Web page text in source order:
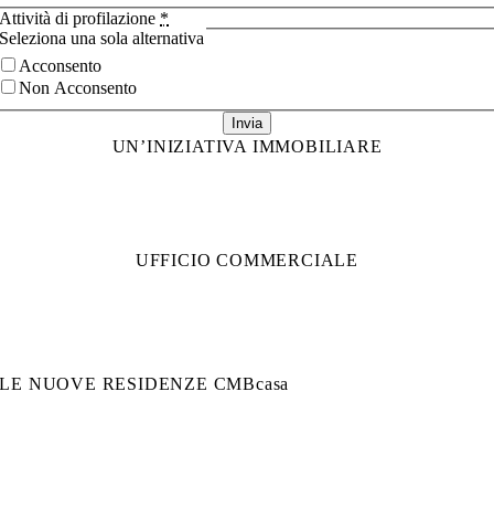
Attività di profilazione *
Seleziona una sola alternativa
Acconsento
Non Acconsento
Invia
UN’INIZIATIVA IMMOBILIARE
UFFICIO COMMERCIALE
LE NUOVE RESIDENZE CMBcasa